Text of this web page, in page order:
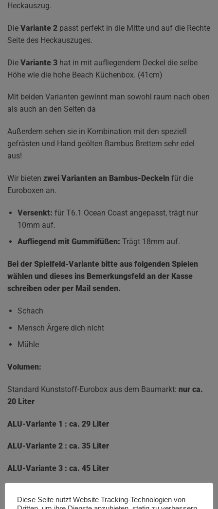
Heckauszug.
Die Variante 2 passt perfekt in die Mitte und auf die Rechte
Seite des Heckauszuges.
Die Variante 3 hat in mit aufliegendem Deckel die selbe
Höhe wie die hohe Beach Küchenbox. (41cm)
Mit beiden Varianten gewinnt man sowohl raum nach oben
als auch an den Seiten da
Außerdem sehen sie in Kombination mit den speziell
gefrästen und Hand geölten Bambus Brettern sehr edel
aus!
Wir bieten zwei Varianten an Bambus-Deckeln für die
Euroboxen an.
Versenkt: für T6.1 Ocean Coast angepasst, trägt nur
10mm auf.
Aufliegend mit Gummifüßen: Trägt 18mm auf.
Bei der Spielfeld-Variante bitte aus folgenden Spielen
wählen und dieses ins Bemerkungsfeld an der Kasse
schreiben oder per Mail senden.
Schach
Mensch Ärgere dich nicht
Mühle
Volumen:
Standard Kunststoff-Eurobox aus dem Baumarkt: nur ca.
20 Liter
ALU-Variante 1 : ca. 29 Liter
ALU-Variante 2 : ca. 35 Liter
ALU-Variante 3 : ca. 45 Liter
Diese Seite nutzt Website Tracking-Technologien von